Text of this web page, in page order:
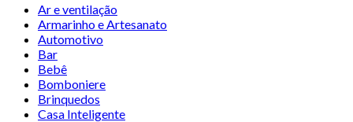
Ar e ventilação
Armarinho e Artesanato
Automotivo
Bar
Bebê
Bomboniere
Brinquedos
Casa Inteligente